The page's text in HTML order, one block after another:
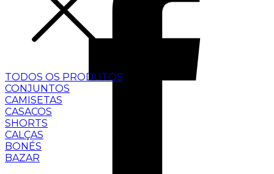
TODOS OS PRODUTOS
CONJUNTOS
CAMISETAS
CASACOS
SHORTS
CALÇAS
BONÉS
BAZAR